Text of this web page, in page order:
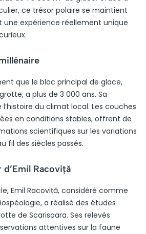
ce trésor polaire se maintient
une expérience réellement unique
que le bloc principal de glace,
a plus de 3 000 ans. Sa
du climat local. Les couches
en conditions stables, offrent de
scientifiques sur les variations
fil des siècles passés.
Racoviță
Emil Racoviță, considéré comme
a réalisé des études
de Scarisoara. Ses relevés
attentives sur la faune